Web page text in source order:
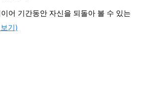
어 기간동안 자신을 되돌아 볼 수 있는
기)